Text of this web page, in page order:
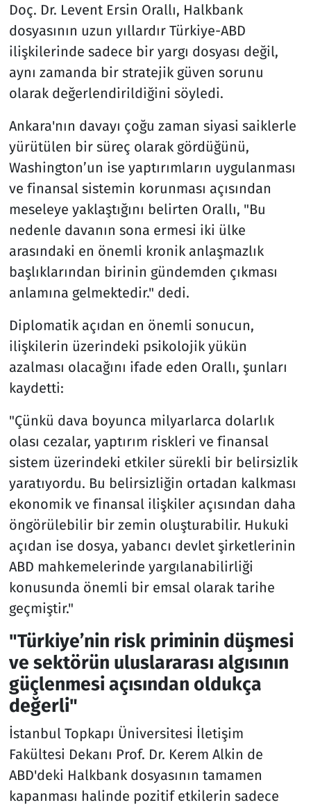
Doç. Dr. Levent Ersin Orallı, Halkbank
dosyasının uzun yıllardır Türkiye-ABD
ilişkilerinde sadece bir yargı dosyası değil,
aynı zamanda bir stratejik güven sorunu
olarak değerlendirildiğini söyledi.
Ankara'nın davayı çoğu zaman siyasi saiklerle
yürütülen bir süreç olarak gördüğünü,
Washington’un ise yaptırımların uygulanması
ve finansal sistemin korunması açısından
meseleye yaklaştığını belirten Orallı, "Bu
nedenle davanın sona ermesi iki ülke
arasındaki en önemli kronik anlaşmazlık
başlıklarından birinin gündemden çıkması
anlamına gelmektedir." dedi.
Diplomatik açıdan en önemli sonucun,
ilişkilerin üzerindeki psikolojik yükün
azalması olacağını ifade eden Orallı, şunları
kaydetti:
"Çünkü dava boyunca milyarlarca dolarlık
olası cezalar, yaptırım riskleri ve finansal
sistem üzerindeki etkiler sürekli bir belirsizlik
yaratıyordu. Bu belirsizliğin ortadan kalkması
ekonomik ve finansal ilişkiler açısından daha
öngörülebilir bir zemin oluşturabilir. Hukuki
açıdan ise dosya, yabancı devlet şirketlerinin
ABD mahkemelerinde yargılanabilirliği
konusunda önemli bir emsal olarak tarihe
geçmiştir."
"Türkiye’nin risk priminin düşmesi
ve sektörün uluslararası algısının
güçlenmesi açısından oldukça
değerli"
İstanbul Topkapı Üniversitesi İletişim
Fakültesi Dekanı Prof. Dr. Kerem Alkin de
ABD'deki Halkbank dosyasının tamamen
kapanması halinde pozitif etkilerin sadece